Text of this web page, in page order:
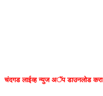
चंदगड लाईव्ह न्युज अॅप डाउनलोड करा